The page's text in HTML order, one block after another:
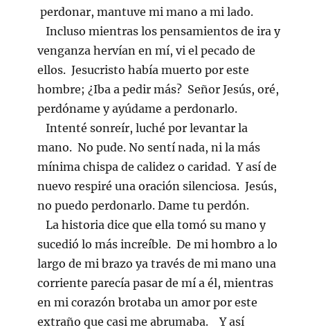
perdonar, mantuve mi mano a mi lado.
Incluso mientras los pensamientos de ira y
venganza hervían en mí, vi el pecado de
ellos. Jesucristo había muerto por este
hombre; ¿Iba a pedir más? Señor Jesús, oré,
perdóname y ayúdame a perdonarlo.
Intenté sonreír, luché por levantar la
mano. No pude. No sentí nada, ni la más
mínima chispa de calidez o caridad. Y así de
nuevo respiré una oración silenciosa. Jesús,
no puedo perdonarlo. Dame tu perdón.
La historia dice que ella tomó su mano y
sucedió lo más increíble. De mi hombro a lo
largo de mi brazo ya través de mi mano una
corriente parecía pasar de mí a él, mientras
en mi corazón brotaba un amor por este
extraño que casi me abrumaba. Y así